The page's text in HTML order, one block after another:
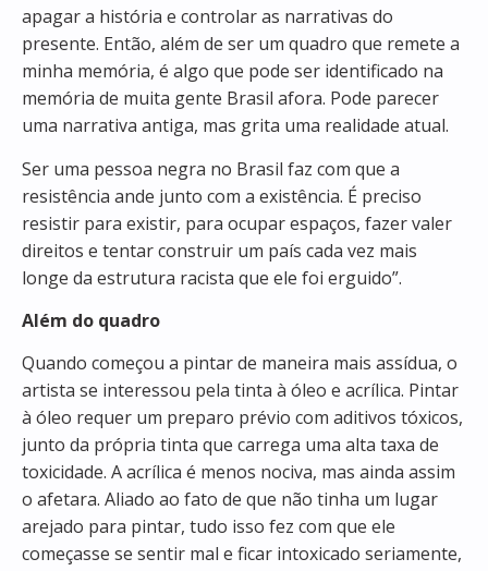
apagar a história e controlar as narrativas do
presente. Então, além de ser um quadro que remete a
minha memória, é algo que pode ser identificado na
memória de muita gente Brasil afora. Pode parecer
uma narrativa antiga, mas grita uma realidade atual.
Ser uma pessoa negra no Brasil faz com que a
resistência ande junto com a existência. É preciso
resistir para existir, para ocupar espaços, fazer valer
direitos e tentar construir um país cada vez mais
longe da estrutura racista que ele foi erguido”.
Além do quadro
Quando começou a pintar de maneira mais assídua, o
artista se interessou pela tinta à óleo e acrílica. Pintar
à óleo requer um preparo prévio com aditivos tóxicos,
junto da própria tinta que carrega uma alta taxa de
toxicidade. A acrílica é menos nociva, mas ainda assim
o afetara. Aliado ao fato de que não tinha um lugar
arejado para pintar, tudo isso fez com que ele
começasse se sentir mal e ficar intoxicado seriamente,